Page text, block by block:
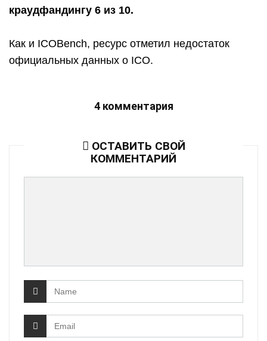
краудфандингу 6 из 10.
Как и ICOBench, ресурс отметил недостаток
официальных данных о ICO.
4 комментария
ОСТАВИТЬ СВОЙ
КОММЕНТАРИЙ